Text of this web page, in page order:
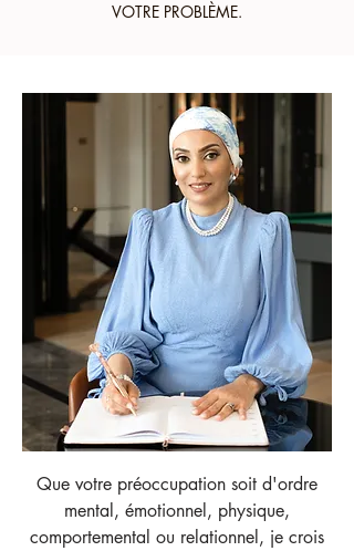
VOTRE PROBLÈME.
Que votre préoccupation soit d'ordre
mental, émotionnel, physique,
comportemental ou relationnel, je crois